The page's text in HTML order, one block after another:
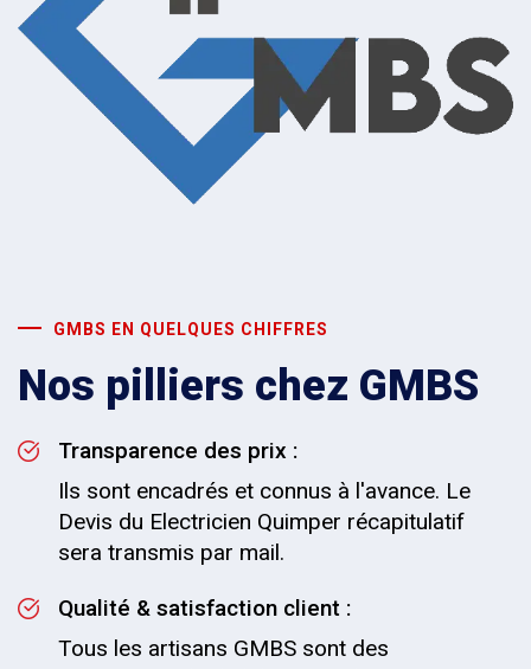
GMBS EN QUELQUES CHIFFRES
Nos pilliers chez GMBS
Transparence des prix :
Ils sont encadrés et connus à l'avance. Le
Devis du Electricien Quimper récapitulatif
sera transmis par mail.
Qualité & satisfaction client :
Tous les artisans GMBS sont des